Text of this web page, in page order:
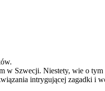
w Szwecji. Niestety, wie o
intrygującej zagadki i